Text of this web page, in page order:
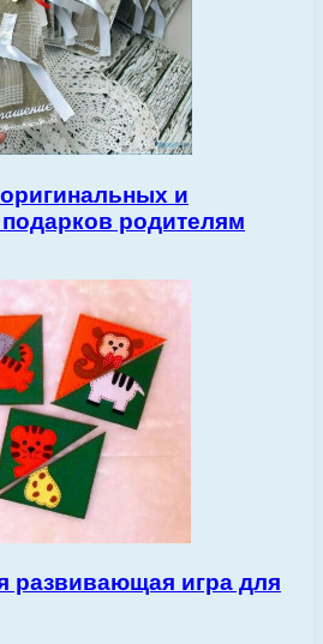
и
родителям
развивающая игра для